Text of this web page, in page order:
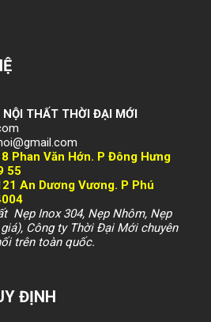
THẤT THỜI ĐẠI MỚI
Phan Văn Hớn. P Đông Hưng
55
An Dương Vương. P Phú
Nẹp Inox 304, Nẹp Nhôm, Nẹp
Công ty Thời Đại Mới chuyên
trên toàn quốc.
ĐỊNH